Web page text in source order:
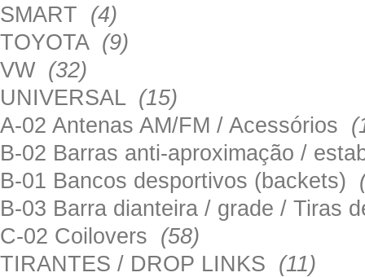
SMART (4)
TOYOTA (9)
VW (32)
UNIVERSAL (15)
A-02 Antenas AM/FM / Acessórios
B-02 Barras anti-aproximação /
B-01 Bancos desportivos (backets)
B-03 Barra dianteira / grade / Tiras
C-02 Coilovers (58)
TIRANTES / DROP LINKS (11)